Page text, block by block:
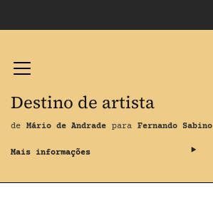
Destino de artista
de Mário de Andrade para Fernando Sabino